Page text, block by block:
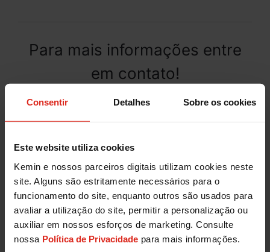
Consentir Detalhes Sobre os cookies
Este website utiliza cookies
Kemin e nossos parceiros digitais utilizam cookies neste
site. Alguns são estritamente necessários para o
funcionamento do site, enquanto outros são usados para
avaliar a utilização do site, permitir a personalização ou
auxiliar em nossos esforços de marketing. Consulte
nossa Política de Privacidade para mais informações.
Para mais informações entre
em contato!